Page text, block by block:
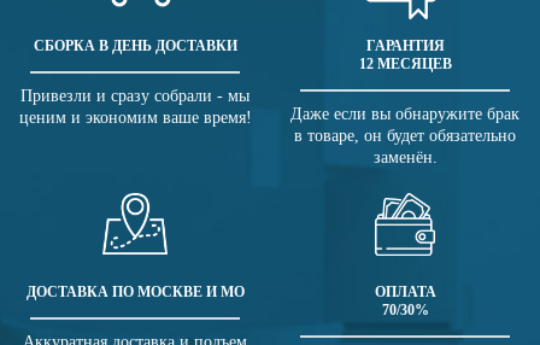
СБОРКА В ДЕНЬ ДОСТАВКИ
Привезли и сразу собрали - мы
ценим и экономим ваше время!
ГАРАНТИЯ
12 МЕСЯЦЕВ
Даже если вы обнаружите брак
в товаре, он будет обязательно
заменён.
ДОСТАВКА ПО МОСКВЕ И МО
ОПЛАТА
70/30%